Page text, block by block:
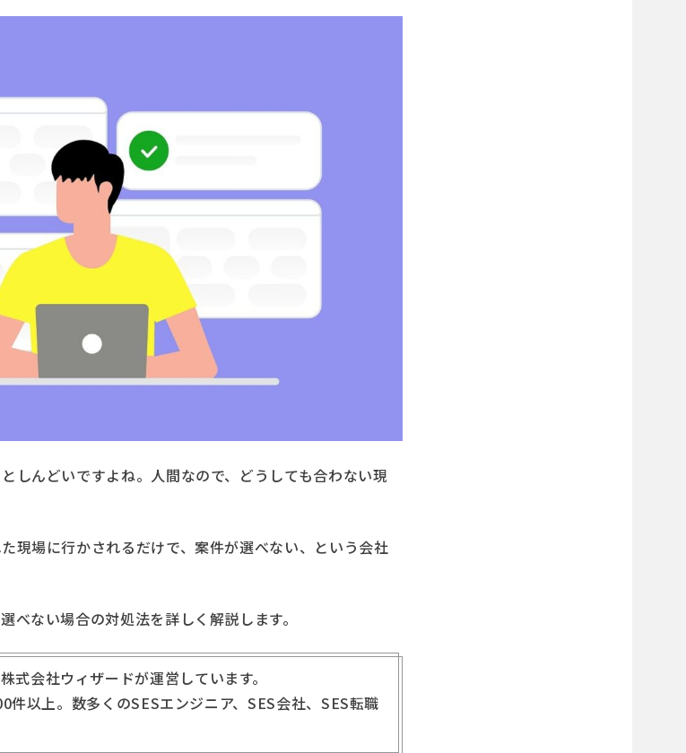
しんどいですよね。人間なので、どうしても合わない現
現場に行かされるだけで、案件が選べない、という会社
べない場合の対処法を詳しく解説します。
式会社ウィザードが運営しています。
以上。数多くのSESエンジニア、SES会社、SES転職